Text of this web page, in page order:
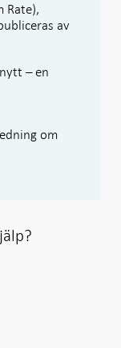
ny
Rate),
av
– en
om